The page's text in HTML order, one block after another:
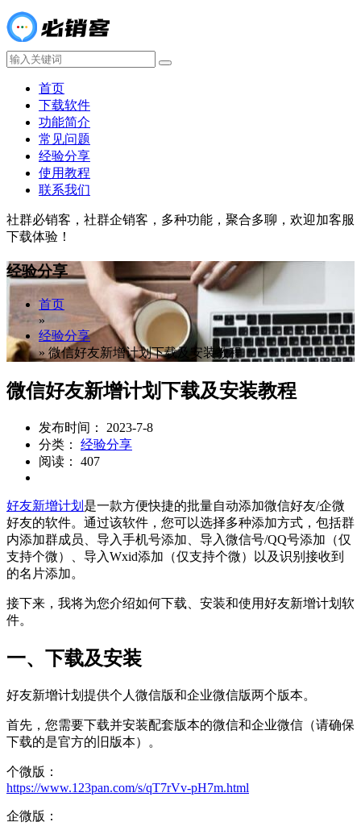
首页
下载软件
功能简介
常见问题
经验分享
使用教程
联系我们
社群必销客，社群企销客，多种功能，聚合多聊，欢迎加客服
下载体验！
经验分享
首页
»
经验分享
» 微信好友新增计划下载及安装教程
微信好友新增计划下载及安装教程
发布时间： 2023-7-8
分类： 经验分享
阅读： 407
好友新增计划 是一款方便快捷的批量自动添加微信好友/企微
好友的软件。通过该软件，您可以选择多种添加方式，包括群
内添加群成员、导入手机号添加、导入微信号/QQ号添加（仅
支持个微）、导入Wxid添加（仅支持个微）以及识别接收到
的名片添加。
接下来，我将为您介绍如何下载、安装和使用好友新增计划软
件。
一、下载及安装
好友新增计划提供个人微信版和企业微信版两个版本。
首先，您需要下载并安装配套版本的微信和企业微信（请确保
下载的是官方的旧版本）。
个微版：
https://www.123pan.com/s/qT7rVv-pH7m.html
企微版：